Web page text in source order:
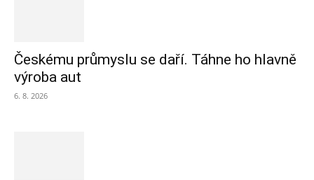
Českému průmyslu se daří. Táhne ho hlavně
výroba aut
6. 8. 2026